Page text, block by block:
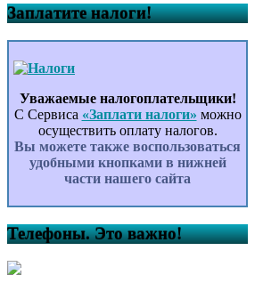
Заплатите налоги!
Уважаемые налогоплательщики!
С Сервиса «Заплати налоги» можно
осуществить оплату налогов.
Вы можете также воспользоваться
удобными кнопками в нижней
части нашего сайта
Телефоны. Это важно!